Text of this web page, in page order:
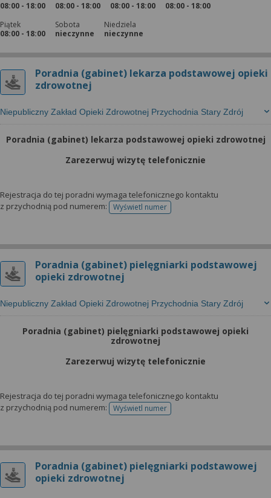
08:00 - 18:00
08:00 - 18:00
08:00 - 18:00
08:00 - 18:00
Piątek
08:00 - 18:00
Sobota
nieczynne
Niedziela
nieczynne
Poradnia (gabinet) lekarza podstawowej opieki
zdrowotnej
Niepubliczny Zakład Opieki Zdrowotnej Przychodnia Stary Zdrój
Poradnia (gabinet) lekarza podstawowej opieki zdrowotnej
Zarezerwuj wizytę telefonicznie
Rejestracja do tej poradni wymaga telefonicznego kontaktu
z przychodnią pod numerem:
Wyświetl numertelefonu do rejestracji
Poradnia (gabinet) pielęgniarki podstawowej
opieki zdrowotnej
Niepubliczny Zakład Opieki Zdrowotnej Przychodnia Stary Zdrój
Poradnia (gabinet) pielęgniarki podstawowej opieki
zdrowotnej
Zarezerwuj wizytę telefonicznie
Rejestracja do tej poradni wymaga telefonicznego kontaktu
z przychodnią pod numerem:
Wyświetl numertelefonu do rejestracji
Poradnia (gabinet) pielęgniarki podstawowej
opieki zdrowotnej